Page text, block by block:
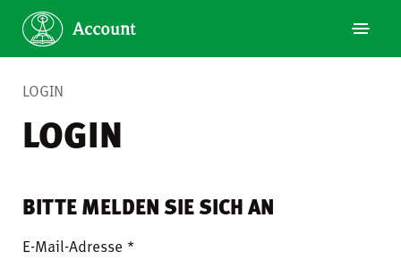
LOGIN
LOGIN
BITTE MELDEN SIE SICH AN
E-Mail-Adresse